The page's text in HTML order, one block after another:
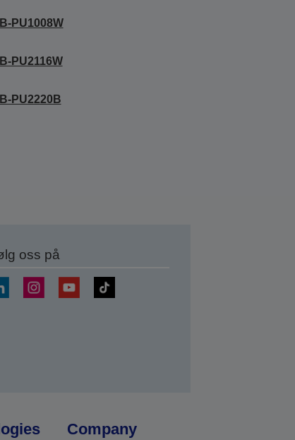
PU1008W
PU2116W
PU2220B
oss på
Company